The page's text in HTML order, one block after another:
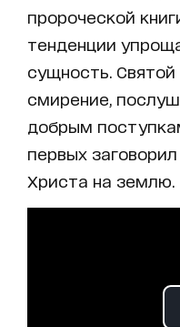
пророческой
тенденции
сущность.
смирение,
добрым
первых
Христа на землю.